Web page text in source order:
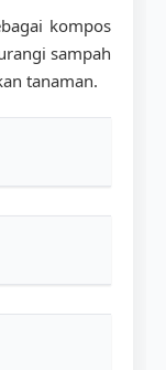
kompos
sampah
tanaman.